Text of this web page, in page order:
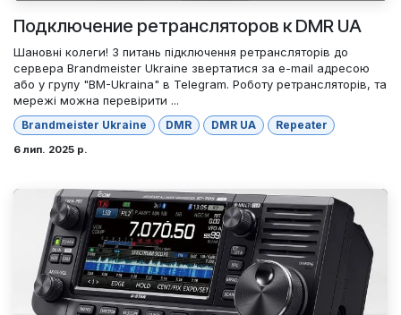
Подключение ретрансляторов к DMR UA
Шановні колеги! З питань підключення ретрансляторів до
сервера Brandmeister Ukraine звертатися за e-mail адресою
або у групу "BM-Ukraina" в Telegram. Роботу ретрансляторів, та
мережі можна перевірити ...
Brandmeister Ukraine DMR DMR UA Repeater
6 лип. 2025 р.